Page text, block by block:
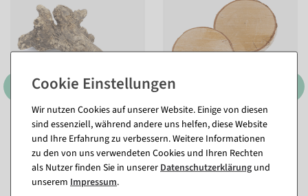
Rebbaum natur
Sofort versandfähig.
11,84 €
Birkenscheibe 3er Set 16 &
15 cm Ø x 2 cm Stärke
Sofort versandfähig.
Wir nutzen Cookies auf unserer Website. Einige von diesen
sind essenziell, während andere uns helfen, diese Website
und Ihre Erfahrung zu verbessern. Weitere Informationen
zu den von uns verwendeten Cookies und Ihren Rechten
als Nutzer finden Sie in unsererDaten­schutz­erklärung und
unserem Impressum.